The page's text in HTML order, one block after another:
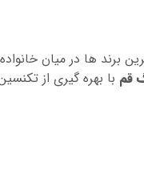
ها در میان
قم با بهره گیری از